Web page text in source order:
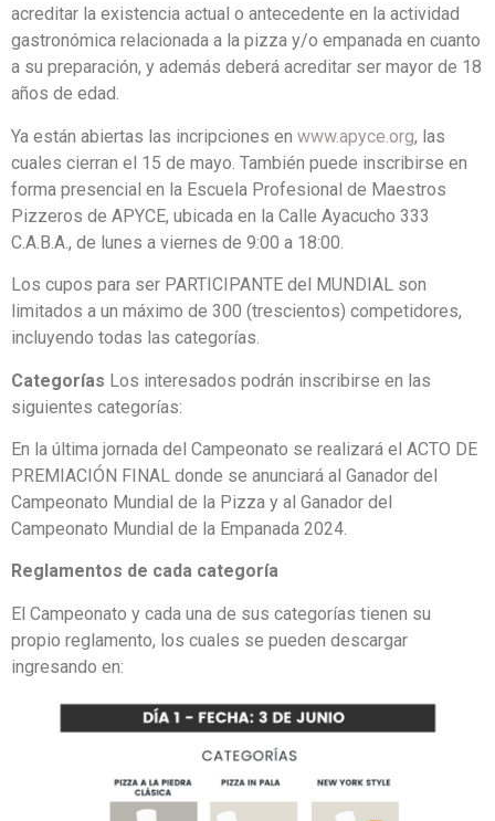
acreditar la existencia actual o antecedente en la actividad
gastronómica relacionada a la pizza y/o empanada en cuanto
a su preparación, y además deberá acreditar ser mayor de 18
años de edad.
Ya están abiertas las incripciones en www.apyce.org, las
cuales cierran el 15 de mayo. También puede inscribirse en
forma presencial en la Escuela Profesional de Maestros
Pizzeros de APYCE, ubicada en la Calle Ayacucho 333
C.A.B.A., de lunes a viernes de 9:00 a 18:00.
Los cupos para ser PARTICIPANTE del MUNDIAL son
limitados a un máximo de 300 (trescientos) competidores,
incluyendo todas las categorías.
Categorías Los interesados podrán inscribirse en las
siguientes categorías:
En la última jornada del Campeonato se realizará el ACTO DE
PREMIACIÓN FINAL donde se anunciará al Ganador del
Campeonato Mundial de la Pizza y al Ganador del
Campeonato Mundial de la Empanada 2024.
Reglamentos de cada categoría
El Campeonato y cada una de sus categorías tienen su
propio reglamento, los cuales se pueden descargar
ingresando en: